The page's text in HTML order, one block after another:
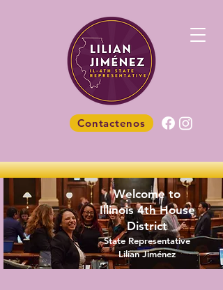
Welcome to
Illinois 4th House
District
State Representative
Lilian Jiménez
Contactenos